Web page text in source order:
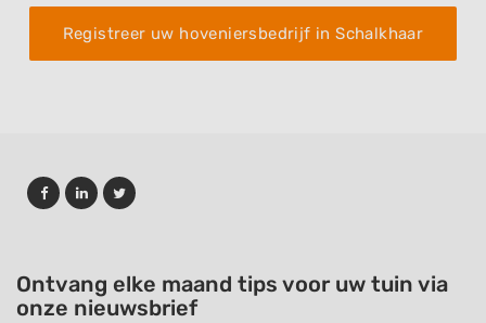
Registreer uw hoveniersbedrijf in Schalkhaar
Ontvang elke maand tips voor uw tuin via
onze nieuwsbrief